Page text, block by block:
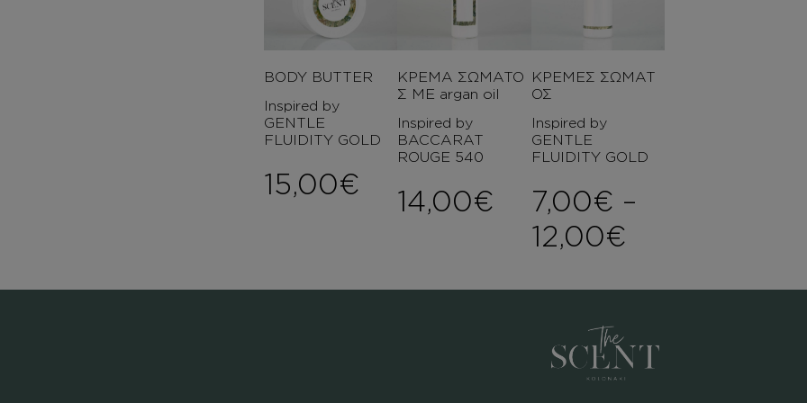
BODY BUTTER
Inspired by
GENTLE
FLUIDITY GOLD
15,00€
ΚΡΕΜΑ ΣΩΜΑΤΟ
Σ ΜΕ argan oil
Inspired by
BACCARAT
ROUGE 540
14,00€
ΚΡΕΜΕΣ ΣΩΜΑΤ
ΟΣ
Inspired by
GENTLE
FLUIDITY GOLD
7,00€ –
12,00€Price range: